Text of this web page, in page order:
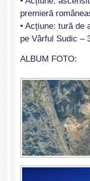
premieră
• Acțiune: tură de
pe Vârful Sudic –
ALBUM FOTO: